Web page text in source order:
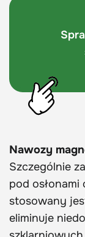
Nawozy
Szczególnie
pod
stosowany
eliminuje